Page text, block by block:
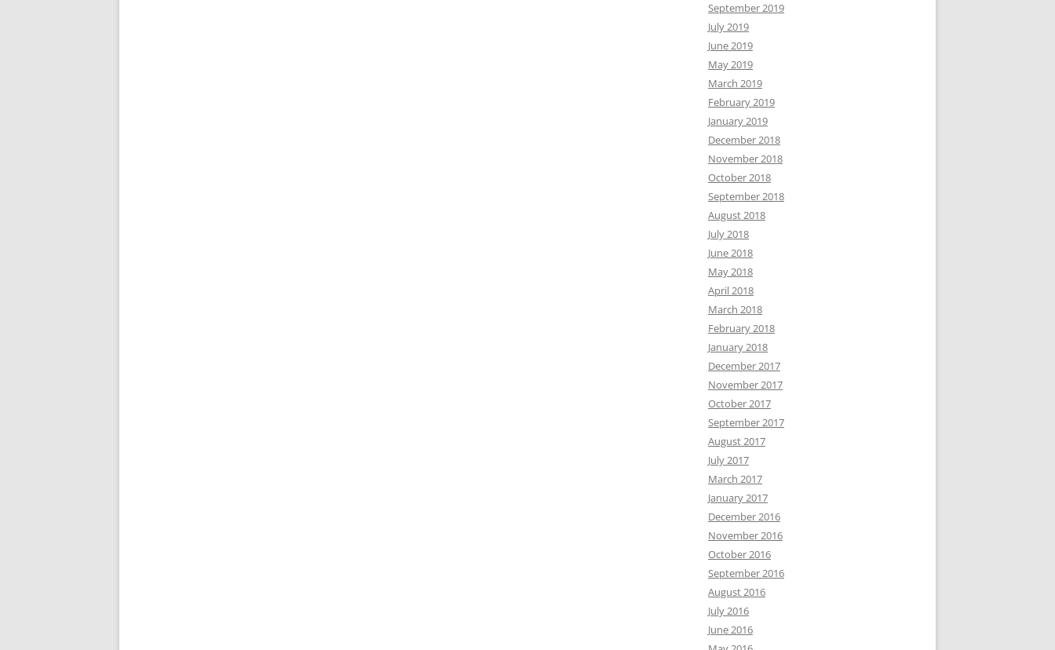
September 2019
July 2019
June 2019
May 2019
March 2019
February 2019
January 2019
December 2018
November 2018
October 2018
September 2018
August 2018
July 2018
June 2018
May 2018
April 2018
March 2018
February 2018
January 2018
December 2017
November 2017
October 2017
September 2017
August 2017
July 2017
March 2017
January 2017
December 2016
November 2016
October 2016
September 2016
August 2016
July 2016
June 2016